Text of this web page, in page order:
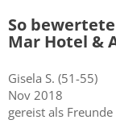
So
Mar Hotel &
Gisela S. (51-55)
Nov 2018
gereist als Freunde